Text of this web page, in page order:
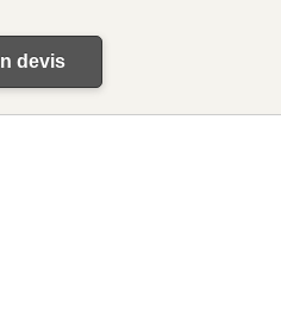
devis